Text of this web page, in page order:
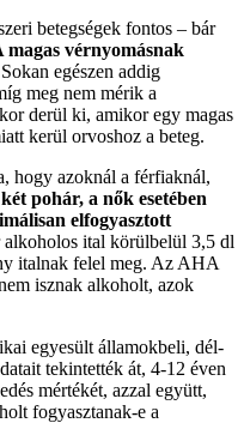
betegségek fontos – bár
magas vérnyomásnak
Sokan egészen addig
meg nem mérik a
derül ki, amikor egy magas
kerül orvoshoz a beteg.
hogy azoknál a férfiaknál,
pohár, a nők esetében
elfogyasztott
alkoholos ital körülbelül 3,5 dl
italnak felel meg. Az AHA
isznak alkoholt, azok
egyesült államokbeli, dél-
tekintették át, 4-12 éven
mértékét, azzal együtt,
fogyasztanak-e a